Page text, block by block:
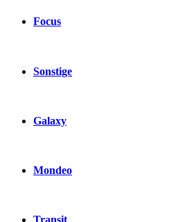
Focus
Sonstige
Galaxy
Mondeo